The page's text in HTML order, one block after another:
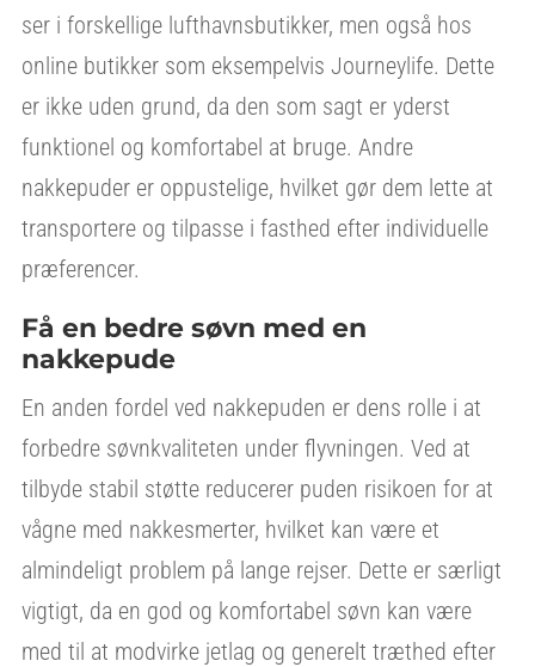
ser i forskellige lufthavnsbutikker, men også hos
online butikker som eksempelvis Journeylife. Dette
er ikke uden grund, da den som sagt er yderst
funktionel og komfortabel at bruge. Andre
nakkepuder er oppustelige, hvilket gør dem lette at
transportere og tilpasse i fasthed efter individuelle
præferencer.
Få en bedre søvn med en
nakkepude
En anden fordel ved nakkepuden er dens rolle i at
forbedre søvnkvaliteten under flyvningen. Ved at
tilbyde stabil støtte reducerer puden risikoen for at
vågne med nakkesmerter, hvilket kan være et
almindeligt problem på lange rejser. Dette er særligt
vigtigt, da en god og komfortabel søvn kan være
med til at modvirke jetlag og generelt træthed efter